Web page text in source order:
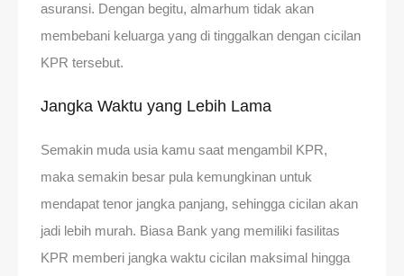
asuransi. Dengan begitu, almarhum tidak akan
membebani keluarga yang di tinggalkan dengan cicilan
KPR tersebut.
Jangka Waktu yang Lebih Lama
Semakin muda usia kamu saat mengambil KPR,
maka semakin besar pula kemungkinan untuk
mendapat tenor jangka panjang, sehingga cicilan akan
jadi lebih murah. Biasa Bank yang memiliki fasilitas
KPR memberi jangka waktu cicilan maksimal hingga